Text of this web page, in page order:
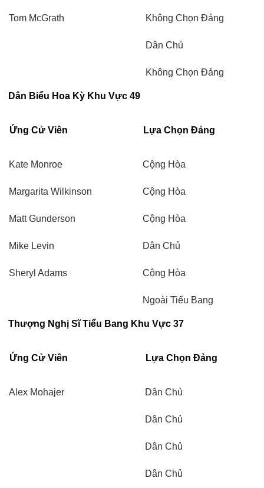
Tom McGrath Không Chọn Đảng
Dân Chủ
Không Chọn Đảng
Dân Biểu Hoa Kỳ Khu Vực 49
Ứng Cử Viên Lựa Chọn Đảng
Kate Monroe Cộng Hòa
Margarita Wilkinson Cộng Hòa
Matt Gunderson Cộng Hòa
Mike Levin Dân Chủ
Sheryl Adams Cộng Hòa
Ngoài Tiểu Bang
Thượng Nghị Sĩ Tiểu Bang Khu Vực 37
Ứng Cử Viên Lựa Chọn Đảng
Alex Mohajer Dân Chủ
Dân Chủ
Dân Chủ
Dân Chủ